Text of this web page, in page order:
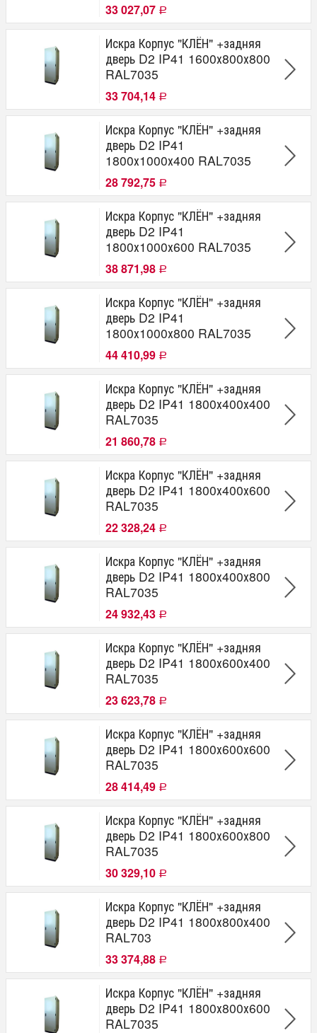
33 027,07 Р
Искра Корпус "КЛЁН" +задняя
дверь D2 IP41 1600х800х800
RAL7035
33 704,14 Р
Искра Корпус "КЛЁН" +задняя
дверь D2 IP41
1800х1000х400 RAL7035
28 792,75 Р
Искра Корпус "КЛЁН" +задняя
дверь D2 IP41
1800х1000х600 RAL7035
38 871,98 Р
Искра Корпус "КЛЁН" +задняя
дверь D2 IP41
1800х1000х800 RAL7035
44 410,99 Р
Искра Корпус "КЛЁН" +задняя
дверь D2 IP41 1800х400х400
RAL7035
21 860,78 Р
Искра Корпус "КЛЁН" +задняя
дверь D2 IP41 1800х400х600
RAL7035
22 328,24 Р
Искра Корпус "КЛЁН" +задняя
дверь D2 IP41 1800х400х800
RAL7035
24 932,43 Р
Искра Корпус "КЛЁН" +задняя
дверь D2 IP41 1800х600х400
RAL7035
23 623,78 Р
Искра Корпус "КЛЁН" +задняя
дверь D2 IP41 1800х600х600
RAL7035
28 414,49 Р
Искра Корпус "КЛЁН" +задняя
дверь D2 IP41 1800х600х800
RAL7035
30 329,10 Р
Искра Корпус "КЛЁН" +задняя
дверь D2 IP41 1800х800х400
RAL703
33 374,88 Р
Искра Корпус "КЛЁН" +задняя
дверь D2 IP41 1800х800х600
RAL7035